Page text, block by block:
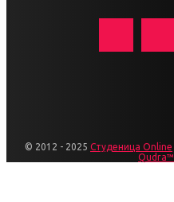
© 2012 - 2025 Студеница Online
Qudra™